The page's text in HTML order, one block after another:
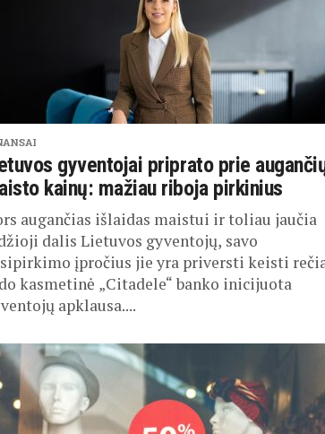
gyventojai priprato prie
kainų: mažiau riboja pirkinius
augančias išlaidas maistui ir toliau jaučia
dalis Lietuvos gyventojų, savo
įpročius jie yra priversti keisti
kasmetinė „Citadele“ banko inicijuota
apklausa....